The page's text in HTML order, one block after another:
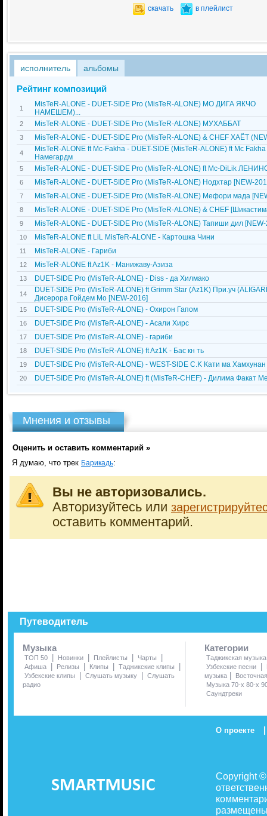
скачать в плейлист
исполнитель альбомы
Рейтинг композиций
1
MisTeR-ALONE - DUET-SIDE Pro (MisTeR-ALONE) МО ДИГА ЯКЧО
НАМЕШЕМ)...
2 MisTeR-ALONE - DUET-SIDE Pro (MisTeR-ALONE) МУХАББАТ
3 MisTeR-ALONE - DUET-SIDE Pro (MisTeR-ALONE) & CHEF ХАЁТ
4
MisTeR-ALONE ft Mc-Fakha - DUET-SIDE (MisTeR-ALONE) ft Mc
Намегардм
5 MisTeR-ALONE - DUET-SIDE Pro (MisTeR-ALONE) ft Mc-DiLik
6 MisTeR-ALONE - DUET-SIDE Pro (MisTeR-ALONE) Нодхтар [NEW-
7 MisTeR-ALONE - DUET-SIDE Pro (MisTeR-ALONE) Мефори мада
8 MisTeR-ALONE - DUET-SIDE Pro (MisTeR-ALONE) & CHEF
9 MisTeR-ALONE - DUET-SIDE Pro (MisTeR-ALONE) Тапиши дил
10 MisTeR-ALONE ft LiL MisTeR-ALONE - Картошка Чини
11 MisTeR-ALONE - Гариби
12 MisTeR-ALONE ft Az1K - Манижаву-Азиза
13 DUET-SIDE Pro (MisTeR-ALONE) - Diss - да Хилмако
14
DUET-SIDE Pro (MisTeR-ALONE) ft Grimm Star (Az1K) При.уч
Дисерора Гойдем Мо [NEW-2016]
15 DUET-SIDE Pro (MisTeR-ALONE) - Охирон Гапом
16 DUET-SIDE Pro (MisTeR-ALONE) - Асали Хирс
17 DUET-SIDE Pro (MisTeR-ALONE) - гариби
18 DUET-SIDE Pro (MisTeR-ALONE) ft Az1K - Бас кн ть
19 DUET-SIDE Pro (MisTeR-ALONE) - WEST-SIDE C.K Кати ма Хамхунан
20 DUET-SIDE Pro (MisTeR-ALONE) ft (MisTeR-CHEF) - Дилима Факат
Мнения и отзывы
Оценить и оставить комментарий »
Я думаю, что трек Барикадь:
Вы не авторизовались.
Авторизуйтесь или
оставить комментарий.
Путеводитель
Музыка
ТОП 50 | Новинки | Плейлисты | Чарты |
Афиша | Релизы | Клипы | Таджикские клипы |
Узбекские клипы | Слушать музыку | Слушать
радио
Категории
Таджикская музыка
Узбекские песни
|
музыка |
Музыка 70-х 80-х
Саундтреки
О проекте |
Copyright
размещены